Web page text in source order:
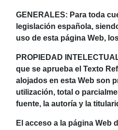
GENERALES: Para toda
legislación española,
uso de esta página Web,
PROPIEDAD
que se aprueba el Texto
alojados en esta Web son
utilización, total o
fuente, la autoría y la
El acceso a la página Web